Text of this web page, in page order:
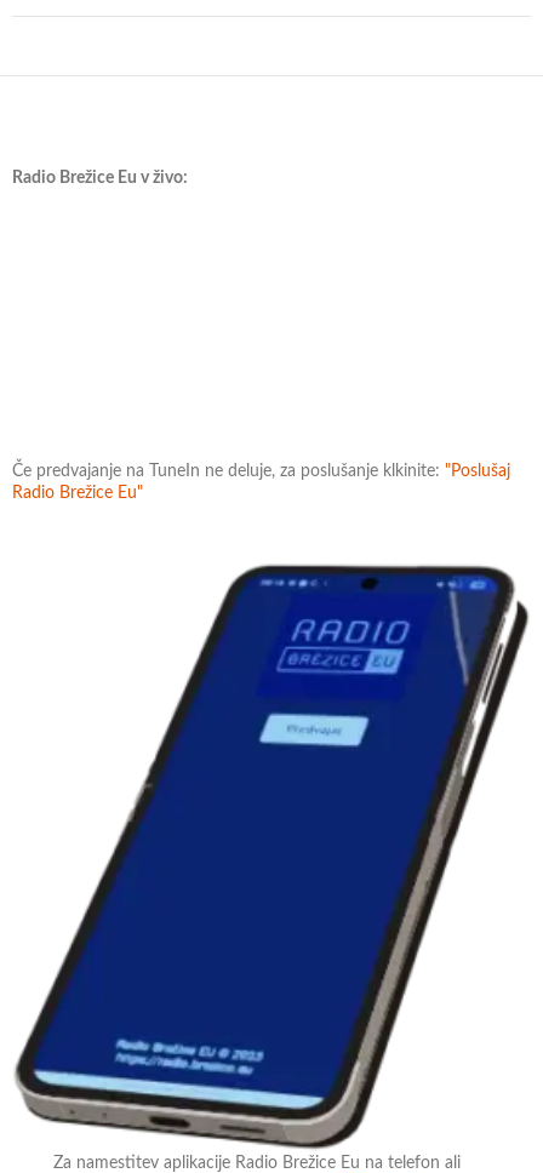
Radio Brežice Eu v živo:
Če predvajanje na TuneIn ne deluje, za poslušanje klkinite: "Poslušaj
Radio Brežice Eu"
Za namestitev aplikacije Radio Brežice Eu na telefon ali